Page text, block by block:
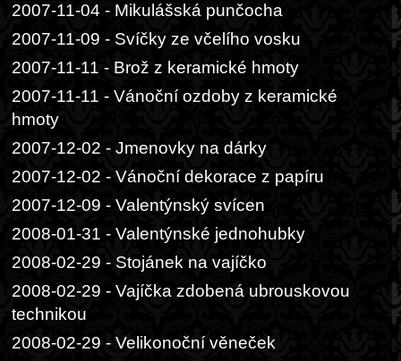
2007-11-04 - Mikulášská punčocha
2007-11-09 - Svíčky ze včelího vosku
2007-11-11 - Brož z keramické hmoty
2007-11-11 - Vánoční ozdoby z keramické
hmoty
2007-12-02 - Jmenovky na dárky
2007-12-02 - Vánoční dekorace z papíru
2007-12-09 - Valentýnský svícen
2008-01-31 - Valentýnské jednohubky
2008-02-29 - Stojánek na vajíčko
2008-02-29 - Vajíčka zdobená ubrouskovou
technikou
2008-02-29 - Velikonoční věneček